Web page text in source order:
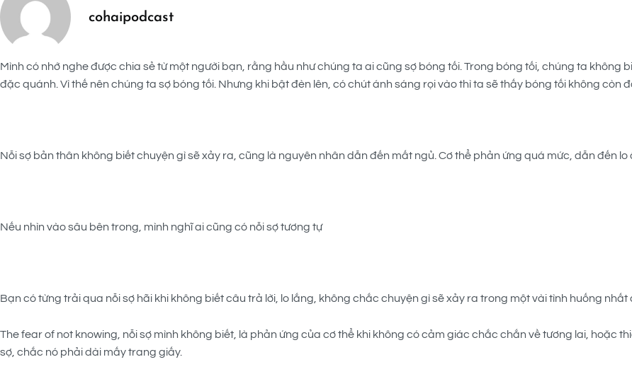
cohaipodcast
Mình có nhớ nghe được chia sẻ từ một người bạn, rằng hầu như chúng ta ai cũng sợ bóng tối. Trong bóng tối, chúng ta không
đặc quánh. Vì thế nên chúng ta sợ bóng tối. Nhưng khi bật đèn lên, có chút ánh sáng rọi vào thì ta sẽ thấy bóng tối không còn
Nỗi sợ bản thân không biết chuyện gì sẽ xảy ra, cũng là nguyên nhân dẫn đến mất ngủ. Cơ thể phản ứng quá mức, dẫn đến
Nếu nhìn vào sâu bên trong, mình nghĩ ai cũng có nỗi sợ tương tự
Bạn có từng trải qua nỗi sợ hãi khi không biết câu trả lời, lo lắng, không chắc chuyện gì sẽ xảy ra trong một vài tình huống nhất
The fear of not knowing, nỗi sợ mình không biết, là phản ứng của cơ thể khi không có cảm giác chắc chắn về tương lai, hoặc
sợ, chắc nó phải dài mấy trang giấy.